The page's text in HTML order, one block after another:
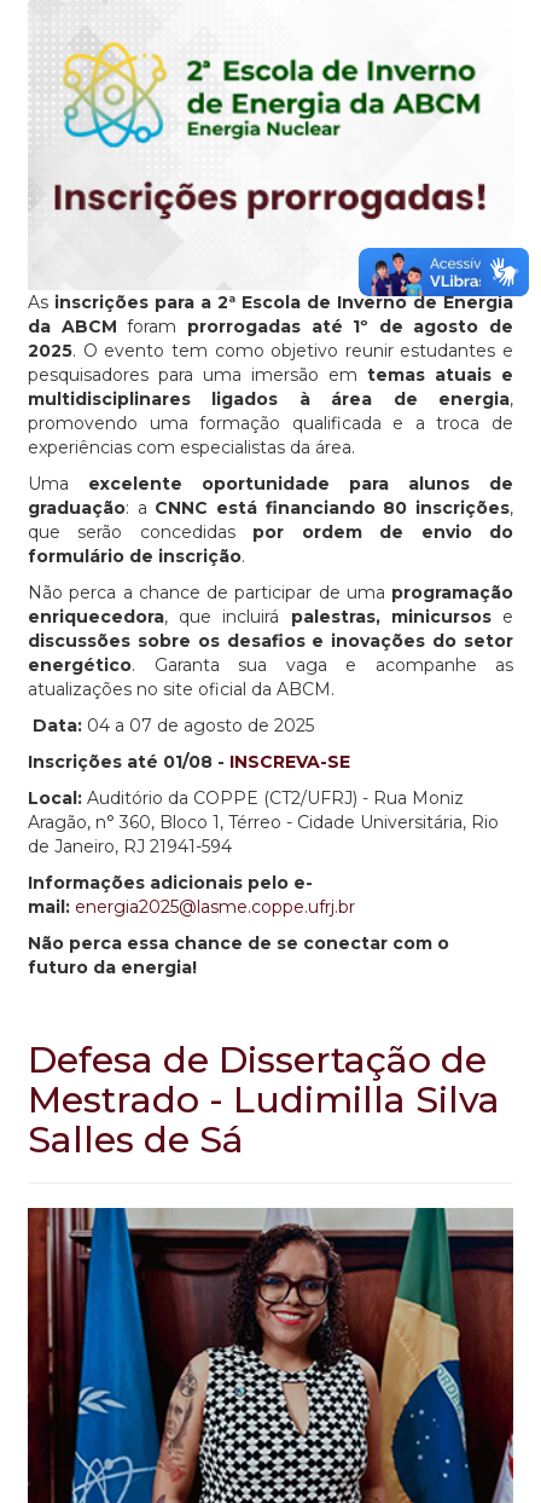
As inscrições para a 2ª Escola de Inverno de Energia
da ABCM foram prorrogadas até 1º de agosto de
2025. O evento tem como objetivo reunir estudantes e
pesquisadores para uma imersão em temas atuais e
multidisciplinares ligados à área de energia,
promovendo uma formação qualificada e a troca de
experiências com especialistas da área.
Uma excelente oportunidade para alunos de
graduação: a CNNC está financiando 80 inscrições,
que serão concedidas por ordem de envio do
formulário de inscrição.
Não perca a chance de participar de uma programação
enriquecedora, que incluirá palestras, minicursose
discussões sobre os desafios e inovações do setor
energético. Garanta sua vaga e acompanhe as
atualizações no site oficial da ABCM.
Data: 04 a 07 de agosto de 2025
Inscrições até 01/08 - INSCREVA-SE
Local: Auditório da COPPE (CT2/UFRJ) - Rua Moniz
Aragão, n° 360, Bloco 1, Térreo - Cidade Universitária, Rio
de Janeiro, RJ 21941-594
Informações adicionais pelo e-
mail: energia2025@lasme.coppe.ufrj.br
Não perca essa chance de se conectar com o
futuro da energia!
Defesa de Dissertação de
Mestrado - Ludimilla Silva
Salles de Sá